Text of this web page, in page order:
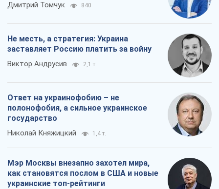
Дмитрий Томчук 840
Не месть, а стратегия: Украина
заставляет Россию платить за войну
Виктор Андрусив 2,1 т.
Ответ на украинофобию – не
полонофобия, а сильное украинское
государство
Николай Княжицкий 1,4 т.
Мэр Москвы внезапно захотел мира,
как становятся послом в США и новые
украинские топ-рейтинги